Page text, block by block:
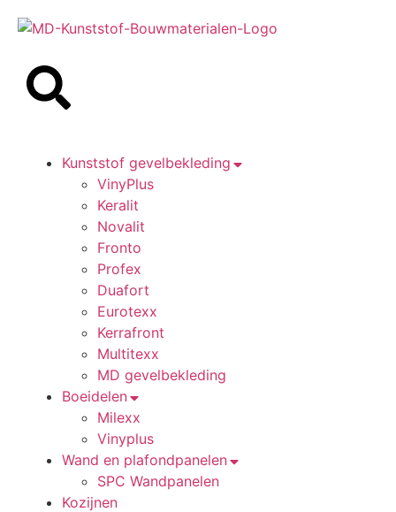
Kunststof gevelbekleding
VinyPlus
Keralit
Novalit
Fronto
Profex
Duafort
Eurotexx
Kerrafront
Multitexx
MD gevelbekleding
Boeidelen
Milexx
Vinyplus
Wand en plafondpanelen
SPC Wandpanelen
Kozijnen